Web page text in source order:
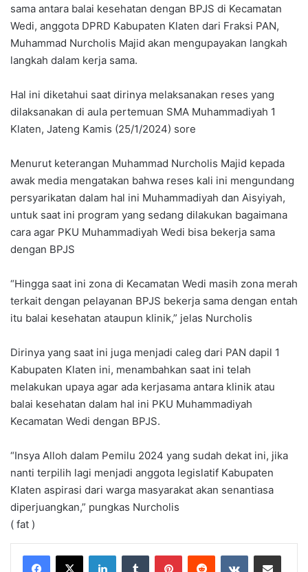
sama antara balai kesehatan dengan BPJS di Kecamatan
Wedi, anggota DPRD Kabupaten Klaten dari Fraksi PAN,
Muhammad Nurcholis Majid akan mengupayakan langkah
langkah dalam kerja sama.
Hal ini diketahui saat dirinya melaksanakan reses yang
dilaksanakan di aula pertemuan SMA Muhammadiyah 1
Klaten, Jateng Kamis (25/1/2024) sore
Menurut keterangan Muhammad Nurcholis Majid kepada
awak media mengatakan bahwa reses kali ini mengundang
persyarikatan dalam hal ini Muhammadiyah dan Aisyiyah,
untuk saat ini program yang sedang dilakukan bagaimana
cara agar PKU Muhammadiyah Wedi bisa bekerja sama
dengan BPJS
“Hingga saat ini zona di Kecamatan Wedi masih zona merah
terkait dengan pelayanan BPJS bekerja sama dengan entah
itu balai kesehatan ataupun klinik,” jelas Nurcholis
Dirinya yang saat ini juga menjadi caleg dari PAN dapil 1
Kabupaten Klaten ini, menambahkan saat ini telah
melakukan upaya agar ada kerjasama antara klinik atau
balai kesehatan dalam hal ini PKU Muhammadiyah
Kecamatan Wedi dengan BPJS.
“Insya Alloh dalam Pemilu 2024 yang sudah dekat ini, jika
nanti terpilih lagi menjadi anggota legislatif Kabupaten
Klaten aspirasi dari warga masyarakat akan senantiasa
diperjuangkan,” pungkas Nurcholis
( fat )